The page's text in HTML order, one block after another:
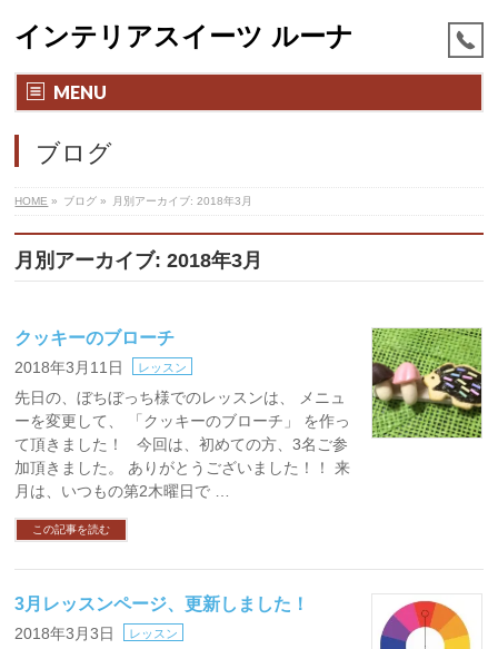
インテリアスイーツ ルーナ
MENU
ブログ
HOME » ブログ » 月別アーカイブ: 2018年3月
月別アーカイブ: 2018年3月
クッキーのブローチ
2018年3月11日 レッスン
先日の、ぼちぼっち様でのレッスンは、 メニュ
ーを変更して、 「クッキーのブローチ」 を作っ
て頂きました！ 今回は、初めての方、3名ご参
加頂きました。 ありがとうございました！！ 来
月は、いつもの第2木曜日で …
この記事を読む
3月レッスンページ、更新しました！
2018年3月3日 レッスン